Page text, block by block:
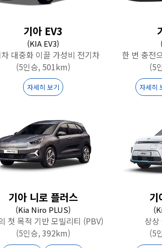
기아 EV3
(KIA EV3)
대중화 이끌 가성비 전기차
(5인승, 501km)
자세히 보기
한 번 충전
(5
자세히
기아 니로 플러스
(Kia Niro PLUS)
첫 목적 기반 모빌리티 (PBV)
(5인승, 392km)
기
상
(5